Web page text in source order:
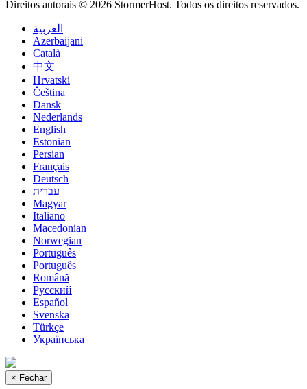
Direitos autorais © 2026 StormerHost. Todos os direitos reservados.
العربية
Azerbaijani
Català
中文
Hrvatski
Čeština
Dansk
Nederlands
English
Estonian
Persian
Français
Deutsch
עברית
Magyar
Italiano
Macedonian
Norwegian
Português
Português
Română
Русский
Español
Svenska
Türkçe
Українська
× Fechar